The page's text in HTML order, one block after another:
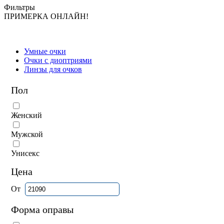
Фильтры
ПРИМЕРКА ОНЛАЙН!
Умные очки
Очки с диоптриями
Линзы для очков
Пол
Женский
Мужской
Унисекс
Цена
От
Форма оправы